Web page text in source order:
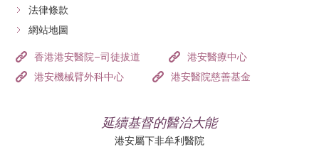
法律條款
網站地圖
香港港安醫院–司徒拔道
港安醫療中心
港安機械臂外科中心
港安醫院慈善基金
延續基督的醫治大能
港安屬下非牟利醫院